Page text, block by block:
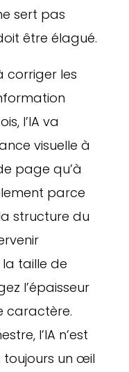
sert pas
être élagué.
corriger les
l’IA va
visuelle à
page qu’à
parce
structure du
la taille de
l’épaisseur
caractère.
l’IA n’est
toujours un œil